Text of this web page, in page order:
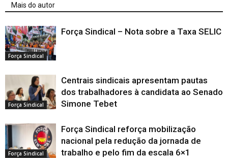
Mais do autor
Força Sindical
Força Sindical – Nota sobre a Taxa SELIC
Força Sindical
Centrais sindicais apresentam pautas
dos trabalhadores à candidata ao Senado
Simone Tebet
Força Sindical
Força Sindical reforça mobilização
nacional pela redução da jornada de
trabalho e pelo fim da escala 6×1